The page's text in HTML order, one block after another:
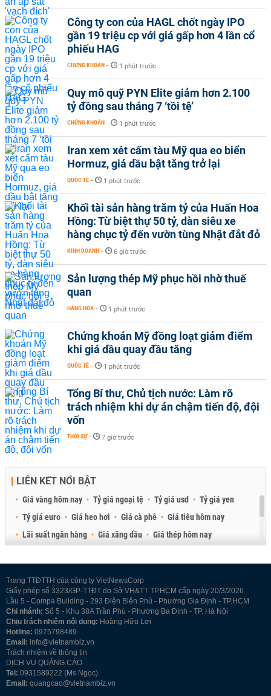
Công ty con của HAGL chốt ngày IPO
gần 19 triệu cp với giá gấp hơn 4 lần cổ
phiếu HAG
CHỨNG KHOÁN - 1 phút trước
Quy mô quỹ PYN Elite giảm hơn 2.100
tỷ đồng sau tháng 7 ‘tồi tệ’
CHỨNG KHOÁN - 1 phút trước
Iran xem xét cấm tàu Mỹ qua eo biển
Hormuz, giá dầu bật tăng trở lại
QUỐC TẾ - 1 phút trước
Khối tài sản hàng trăm tỷ của Huấn Hoa
Hồng: Từ biệt thự 50 tỷ, dàn siêu xe
hàng chục tỷ đến vườn tùng Nhật đắt đỏ
KINH DOANH - 6 giờ trước
Sản lượng thép Mỹ phục hồi nhờ thuế
quan
HÀNG HÓA - 1 phút trước
Chứng khoán Mỹ đồng loạt giảm điểm
khi giá dầu quay đầu tăng
QUỐC TẾ - 1 phút trước
Tổng Bí thư, Chủ tịch nước: Làm rõ
trách nhiệm khi dự án chậm tiến độ, đội
vốn
THỜI SỰ - 7 giờ trước
LIÊN KẾT NỔI BẬT
Giá vàng hôm nay Tỷ giá ngoại tệ Tỷ giá usd
Tỷ giá yen
Tỷ giá euro
Giá heo hơi Giá cà phê
Giá tiêu hôm nay
Lãi suất ngân hàng
Giá xăng dầu
Giá thép hôm nay
Trang TTĐTTH của công ty VietNewsCorp
Giấy phép số 3323/GP-TTĐT do Sở VH&TT TP.HCM cấp ngày 20/3/2026
Lầu 5 - Compa Building - 293 Điện Biên Phủ - Phường Gia Định - TP.HCM
Chi nhánh: Số 5 - Khu 38A Trần Phú - Phường Ba Đình - TP. Hà Nội
Chịu trách nhiệm nội dung: Hoàng Hữu Lợi
Hotline: 0975798489
Email: info@vietnambiz.vn
Trách nhiệm về thông tin
DỊCH VỤ QUẢNG CÁO
Tel: 0931589222 (Ms Ngọc)
Email: quangcao@vietnambiz.vn